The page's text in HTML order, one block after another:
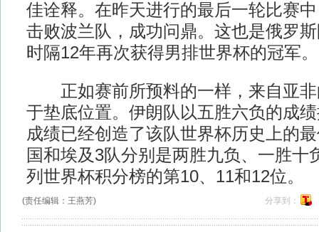
佳诠释。在昨天进行的最后一轮比赛
击败波兰队，成功问鼎。这也是俄罗
时隔12年再次获得男排世界杯的冠军。
正如赛前所预料的一样，来自亚非
于垫底位置。伊朗队以五胜六负的成
成绩已经创造了该队世界杯历史上的
国和埃及3队分别是两胜九负、一胜十
列世界杯积分榜的第10、11和12位。
(责任编辑：王燕芳) 分享到：